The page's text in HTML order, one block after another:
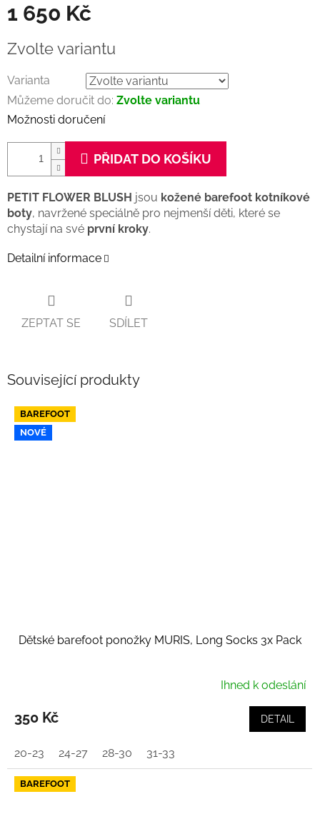
1 650 Kč
cena:
Zvolte variantu
Varianta
Můžeme doručit do: Zvolte variantu
Možnosti doručení
PŘIDAT DO KOŠÍKU
PETIT FLOWER BLUSH jsou kožené barefoot kotníkové
boty, navržené speciálně pro nejmenší děti, které se
chystají na své první kroky.
Detailní informace
ZEPTAT SE SDÍLET
Související produkty
BAREFOOT
NOVÉ
Dětské barefoot ponožky MURIS, Long Socks 3x Pack
Ihned k odeslání
350 Kč DETAIL
20-23 24-27 28-30 31-33
BAREFOOT